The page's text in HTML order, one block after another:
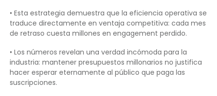
• Esta estrategia demuestra que la eficiencia operativa se
traduce directamente en ventaja competitiva: cada mes
de retraso cuesta millones en engagement perdido.
• Los números revelan una verdad incómoda para la
industria: mantener presupuestos millonarios no justifica
hacer esperar eternamente al público que paga las
suscripciones.